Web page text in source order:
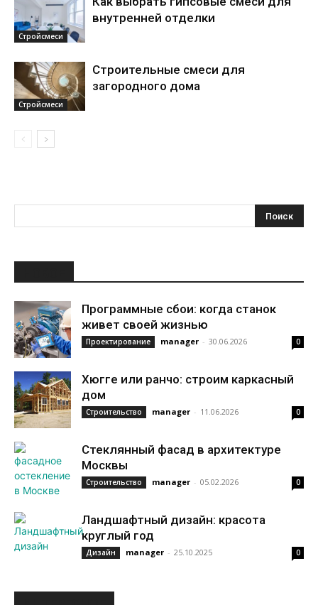
Стройсмеси
внутренней отделки
Стройсмеси
Строительные смеси для
загородного дома
Программные сбои: когда станок
живет своей жизнью
Проектирование manager - 30.06.2026 0
Хюгге или ранчо: строим каркасный
дом
Строительство manager - 11.06.2026 0
Стеклянный фасад в архитектуре
Москвы
Строительство manager - 05.02.2026 0
Ландшафтный дизайн: красота
круглый год
Дизайн manager - 25.10.2025 0